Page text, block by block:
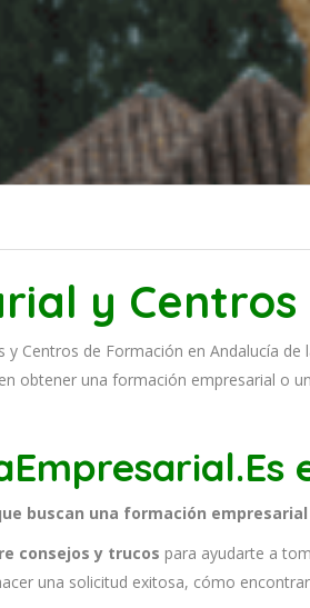
y
y Centros de Formación en Andalucía de
obtener una formación empresarial o
buscan una formación
consejos y trucos para ayudarte a
una solicitud exitosa, cómo